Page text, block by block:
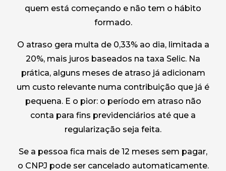
quem está começando e não tem o hábito
formado.
O atraso gera multa de 0,33% ao dia, limitada a
20%, mais juros baseados na taxa Selic. Na
prática, alguns meses de atraso já adicionam
um custo relevante numa contribuição que já é
pequena. E o pior: o período em atraso não
conta para fins previdenciários até que a
regularização seja feita.
Se a pessoa fica mais de 12 meses sem pagar,
o CNPJ pode ser cancelado automaticamente.